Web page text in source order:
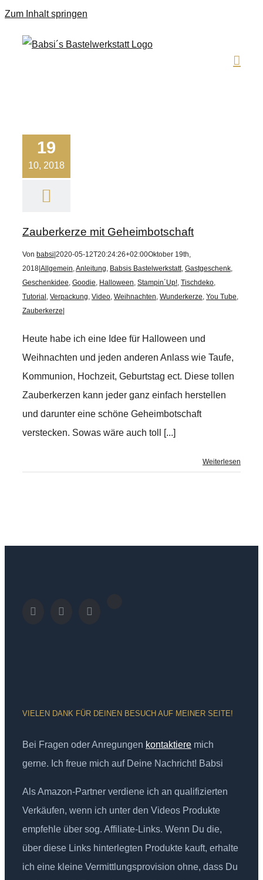
Zum Inhalt springen
19
10, 2018
Zauberkerze mit Geheimbotschaft
Von babsi 2020-05-12T20:24:26+02:00Oktober 19th,
2018 Allgemein,Anleitung, Babsis Bastelwerkstatt, Gastgeschenk,
Geschenkidee, Goodie, Halloween, Stampin´Up!, Tischdeko,
Tutorial , Verpackung, Video, Weihnachten, Wunderkerze, You Tube,
Zauberkerze
Heute habe ich eine Idee für Halloween und
Weihnachten und jeden anderen Anlass wie Taufe,
Kommunion, Hochzeit, Geburtstag ect. Diese tollen
Zauberkerzen kann jeder ganz einfach herstellen
und darunter eine schöne Geheimbotschaft
verstecken. Sowas wäre auch toll [...]
Weiterlesen
VIELEN DANK FÜR DEINEN BESUCH AUF MEINER SEITE!
Bei Fragen oder Anregungen kontaktiere mich
gerne. Ich freue mich auf Deine Nachricht! Babsi
Als Amazon-Partner verdiene ich an qualifizierten
Verkäufen, wenn ich unter den Videos Produkte
empfehle über sog. Affiliate-Links. Wenn Du die,
über diese Links hinterlegten Produkte kauft, erhalte
ich eine kleine Vermittlungsprovision ohne, dass Du